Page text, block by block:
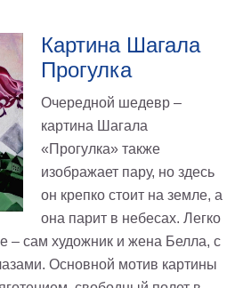
Картина Шагала
Прогулка
Очередной шедевр –
картина Шагала
«Прогулка» также
изображает пару, но здесь
он крепко стоит на земле, а
она парит в небесах. Легко
– сам художник и жена Белла, с
Основной мотив картины